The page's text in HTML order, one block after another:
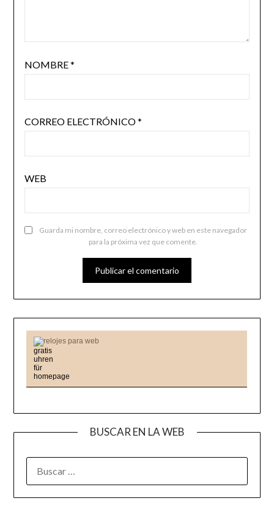
NOMBRE*
CORREO ELECTRÓNICO*
WEB
Guarda mi nombre, correo electrónico y web en este navegador
para la próxima vez que comente.
relojes para web
BUSCAR EN LA WEB